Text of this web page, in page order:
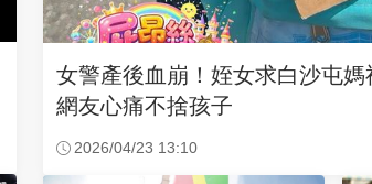
女警產後血崩！姪女求白沙屯
網友心痛不捨孩子
2026/04/23 13:10